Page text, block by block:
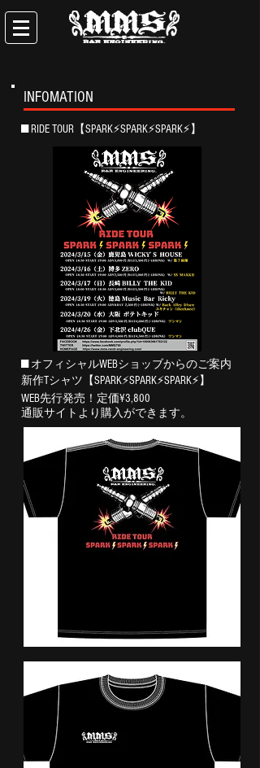
​INFOMATION
■ RIDE TOUR【SPARK⚡SPARK⚡SPARK⚡】
■ オフィシャルWEBショッブからのご案内
新作Tシャツ【SPARK⚡SPARK⚡SPARK⚡】
WEB先行発売！定価¥3,800
通販サイトより購入ができます。